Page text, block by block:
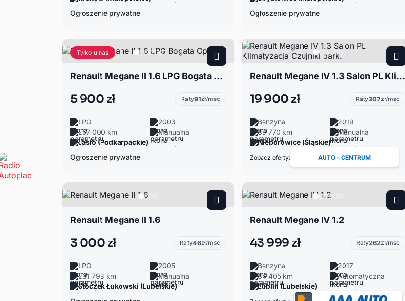
Ogłoszenie prywatne
Ogłoszenie prywatne
Tylko u nas
Renault Megane II 1.6 LPG Bogata Opcja
5 900 zł Raty91zł/msc
LPG
2003
257 000 km
Manualna
Jasło (Podkarpackie)
Ogłoszenie prywatne
Renault Megane IV 1.3 Salon PL Klimatyzacja Czujniki park.
19 900 zł Raty307zł/msc
Benzyna
2019
89 770 km
Manualna
Nieborowice (Śląskie)
Zobacz oferty: AUTO - CENTRUM
Renault Megane II 1.6
3 000 zł Raty46zł/msc
LPG
2005
231 798 km
Manualna
Stoczek Łukowski (Lubelskie)
Renault Megane IV 1.2
43 999 zł Raty262zł/msc
Benzyna
2017
84 405 km
Automatyczna
Lublin (Lubelskie)